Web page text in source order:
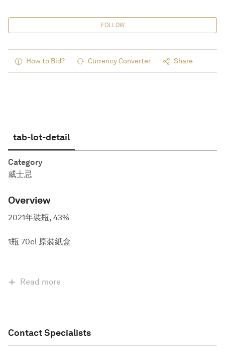
FOLLOW
How to Bid? Currency Converter Share
tab-lot-detail
Category
威士忌
Overview
2021年裝瓶, 43%
1瓶 70cl 原裝紙盒
Read more
Contact Specialists